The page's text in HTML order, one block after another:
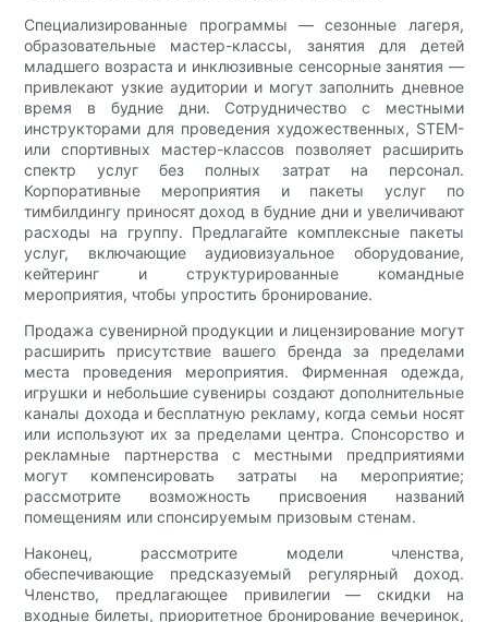
Специализированные программы — сезонные лагеря,
образовательные мастер-классы, занятия для детей
младшего возраста и инклюзивные сенсорные занятия —
привлекают узкие аудитории и могут заполнить дневное
время в будние дни. Сотрудничество с местными
инструкторами для проведения художественных, STEM-
или спортивных мастер-классов позволяет расширить
спектр услуг без полных затрат на персонал.
Корпоративные мероприятия и пакеты услуг по
тимбилдингу приносят доход в будние дни и увеличивают
расходы на группу. Предлагайте комплексные пакеты
услуг, включающие аудиовизуальное оборудование,
кейтеринг и структурированные командные
мероприятия, чтобы упростить бронирование.
Продажа сувенирной продукции и лицензирование могут
расширить присутствие вашего бренда за пределами
места проведения мероприятия. Фирменная одежда,
игрушки и небольшие сувениры создают дополнительные
каналы дохода и бесплатную рекламу, когда семьи носят
или используют их за пределами центра. Спонсорство и
рекламные партнерства с местными предприятиями
могут компенсировать затраты на мероприятие;
рассмотрите возможность присвоения названий
помещениям или спонсируемым призовым стенам.
Наконец, рассмотрите модели членства,
обеспечивающие предсказуемый регулярный доход.
Членство, предлагающее привилегии — скидки на
входные билеты, приоритетное бронирование вечеринок,